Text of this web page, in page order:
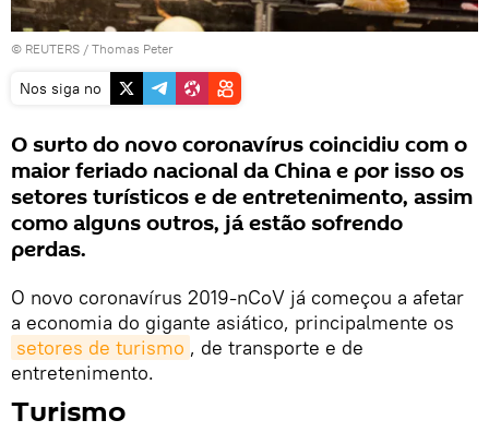
© REUTERS / Thomas Peter
Nos siga no
O surto do novo coronavírus coincidiu com o
maior feriado nacional da China e por isso os
setores turísticos e de entretenimento, assim
como alguns outros, já estão sofrendo
perdas.
O novo coronavírus 2019-nCoV já começou a afetar
a economia do gigante asiático, principalmente os
setores de turismo , de transporte e de
entretenimento.
Turismo